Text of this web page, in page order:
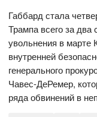
Габбард стала
Трампа всего за
увольнения в марте
внутренней
генерального
Чавес-ДеРемер,
ряда обвинений в